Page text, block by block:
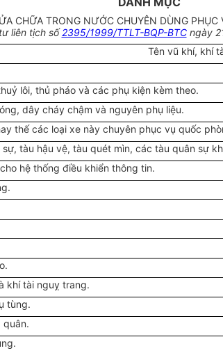
CHỮA TRONG NƯỚC CHUYÊN DÙNG
liên tịch số2395/1999/TTLT-BQP-BTCngày
Tên vũ khí, khí
lôi, thủ pháo và các phụ kiện kèm theo.
dây cháy chậm và nguyên phụ liệu.
thế các loại xe này chuyên phục vụ quốc
tàu hậu vệ, tàu quét mìn, các tàu quân sự
hệ thống điều khiển thông tin.
khí tài nguỵ trang.
tùng.
quân.